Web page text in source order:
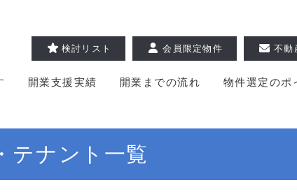
開業支援実績 開業までの流れ 物件選定のポ
検討リスト 会員限定物件 不動
テナント一覧